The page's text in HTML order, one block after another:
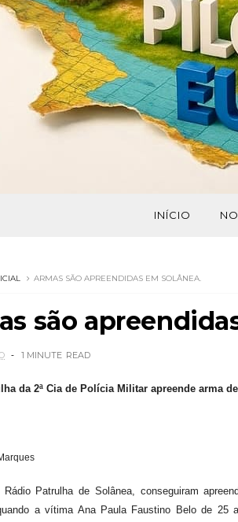
INÍCIO
ARMAS SÃO APREENDIDAS EM SOLÂNEA.
são
1 MINUTE READ
da 2ª Cia de Polícia Militar apreende arma
Rádio Patrulha de Solânea, conseguiram
a vítima Ana Paula Faustino Belo de